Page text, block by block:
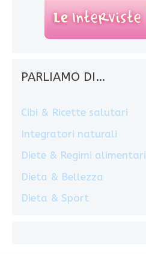
PARLIAMO DI…
Cibi & Ricette salutari
Integratori naturali
Diete & Regimi alimentari
Dieta & Bellezza
Dieta & Sport